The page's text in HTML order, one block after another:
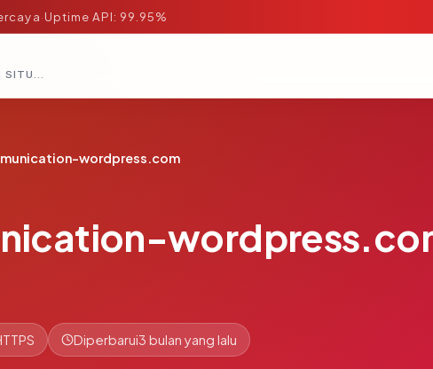
·Uptime API: 99.95%
PERIKSA APAKAH SEBUAH SITUS AMAN, TEPERCAYA, DAN TERVERIFIKASI DALAM HITUNGAN DETIK.
wordpress.com
Diperbarui3 bulan yang lalu